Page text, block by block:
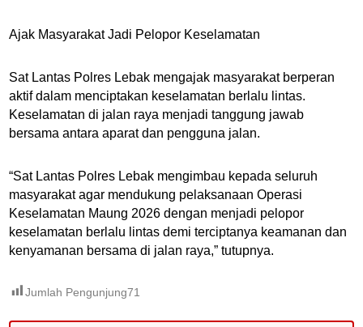
Ajak Masyarakat Jadi Pelopor Keselamatan
Sat Lantas Polres Lebak mengajak masyarakat berperan
aktif dalam menciptakan keselamatan berlalu lintas.
Keselamatan di jalan raya menjadi tanggung jawab
bersama antara aparat dan pengguna jalan.
“Sat Lantas Polres Lebak mengimbau kepada seluruh
masyarakat agar mendukung pelaksanaan Operasi
Keselamatan Maung 2026 dengan menjadi pelopor
keselamatan berlalu lintas demi terciptanya keamanan dan
kenyamanan bersama di jalan raya,” tutupnya.
Jumlah Pengunjung71